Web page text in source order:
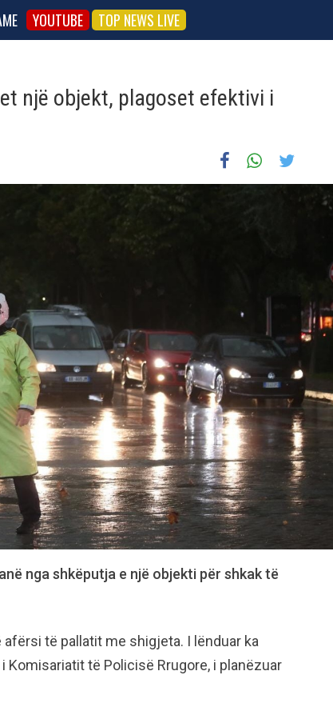
YOUTUBE TOP NEWS LIVE
një objekt, plagoset efektivi i
nga shkëputja e një objekti për shkak të
të pallatit me shigjeta. I lënduar ka
të Policisë Rrugore, i planëzuar